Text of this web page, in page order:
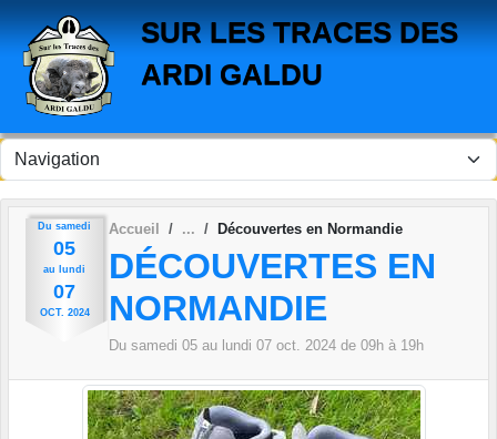
SUR LES TRACES DES
ARDI GALDU
Du samedi
05
au lundi
07
OCT. 2024
Accueil Découvertes en Normandie
DÉCOUVERTES EN
NORMANDIE
Du samedi 05 au lundi 07 oct. 2024 de 09h à 19h
Panneau de gestion des cookies